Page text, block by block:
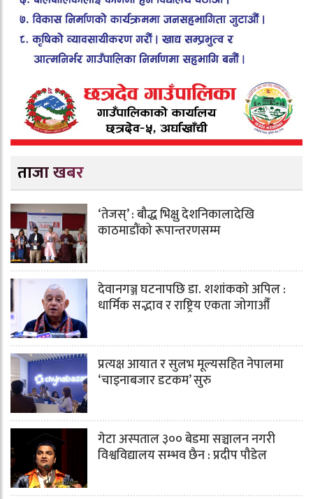
ताजा खबर
‘तेजस्’ : बौद्ध भिक्षु देशनिकालादेखि
काठमाडौंको रूपान्तरणसम्म
देवानगञ्ज घटनापछि डा. शशांककाे अपिल :
धार्मिक सद्भाव र राष्ट्रिय एकता जोगाऔँ
प्रत्यक्ष आयात र सुलभ मूल्यसहित नेपालमा
‘चाइनाबजार डटकम’ सुरु
गेटा अस्पताल ३०० बेडमा सञ्चालन नगरी
विश्वविद्यालय सम्भव छैन : प्रदीप पौडेल